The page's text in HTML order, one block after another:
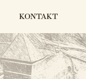
KONTAKT